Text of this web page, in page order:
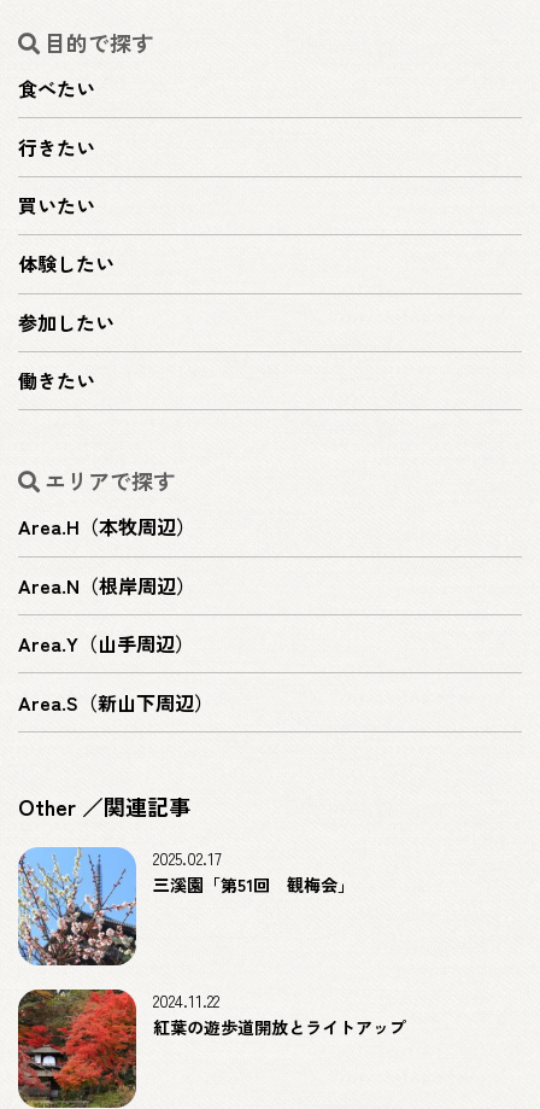
目的で探す
食べたい
行きたい
買いたい
体験したい
参加したい
働きたい
エリアで探す
Area.H（本牧周辺）
Area.N（根岸周辺）
Area.Y（山手周辺）
Area.S（新山下周辺）
Other ／関連記事
三溪園「第51回 観梅会」
2025.02.17
紅葉の遊歩道開放とライトアップ
2024.11.22